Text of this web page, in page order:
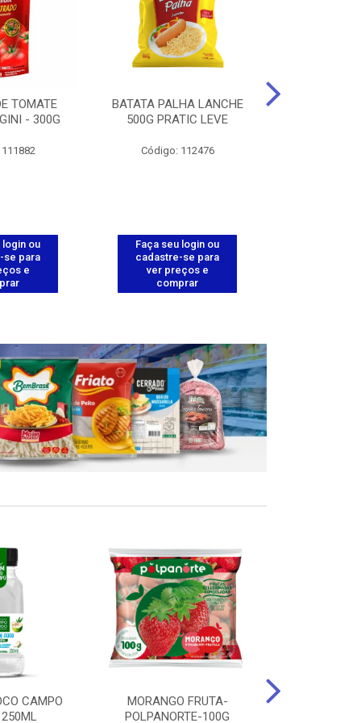
TOMATE
- 300G
login ou
se para
e
BATATA PALHA LANCHE
500G PRATIC LEVE
Código: 112476
Faça seu login ou
cadastre-se para
ver preços e
comprar
CAMPO
MORANGO FRUTA-
POLPANORTE-100G